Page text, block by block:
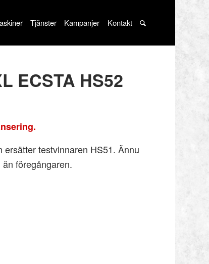
Tjänster Kampanjer Kontakt
ECSTA HS52
ersätter testvinnaren HS51. Ännu
föregångaren.